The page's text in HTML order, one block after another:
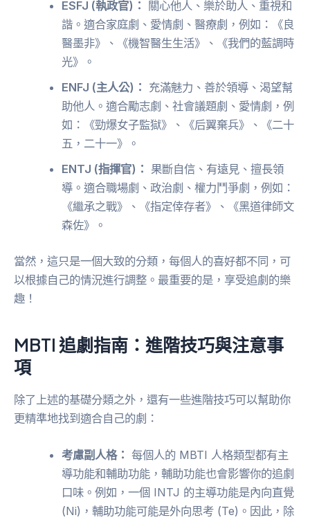
ESFJ (執政官)：
關心他人、樂於助人、重視和
諧。適合家庭劇、愛情劇、醫療劇，例如：《良
醫墨非》、《機智醫生生活》、《我們的藍調時
光》。
ENFJ (主人公)： 充滿魅力、善於領導、渴望幫
助他人。適合勵志劇、社會議題劇、愛情劇，例
如：《勁爆女子監獄》、《后翼棄兵》、《二十
五，二十一》。
ENTJ (指揮官)： 果斷自信、有遠見、擅長領
導。適合職場劇、政治劇、權力鬥爭劇，例如：
《繼承之戰》、《指定倖存者》、《黑道律師文
森佐》。
當然，這只是一個大致的分類，每個人的喜好都不同，可
以根據自己的情況進行調整。最重要的是，享受追劇的樂
趣！
MBTI 追劇指南：進階技巧與注意事
項
除了上述的基礎分類之外，還有一些進階技巧可以幫助你
更精準地找到適合自己的劇：
考慮副人格： 每個人的 MBTI 人格類型都有主
導功能和輔助功能，輔助功能也會影響你的追劇
口味。例如，一個 INTJ 的主導功能是內向直覺
(Ni)，輔助功能可能是外向思考 (Te)。因此，除